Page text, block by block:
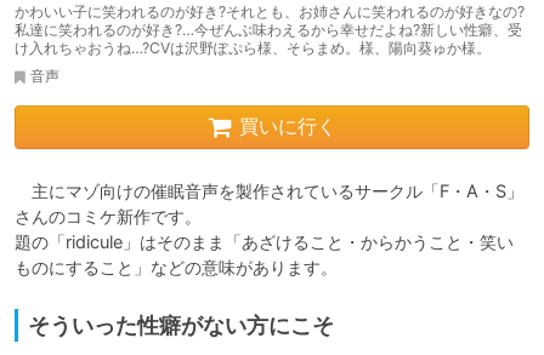
かわいい子に笑われるのが好き?それとも、お姉さんに笑われるのが好きなの?
私達に笑われるのが好き?…今ぜんぶ味わえるから幸せだよね?新しい性癖、受
け入れちゃおうね…?CVは沢野ぽぷら様、そらまめ。様、陽向葵ゅか様。
音声
買いに行く
主にマゾ向けの催眠音声を製作されているサークル「F・A・S」
さんのコミケ新作です。
題の「ridicule」はそのまま「あざけること・からかうこと・笑い
ものにすること」などの意味があります。
そういった性癖がない方にこそ